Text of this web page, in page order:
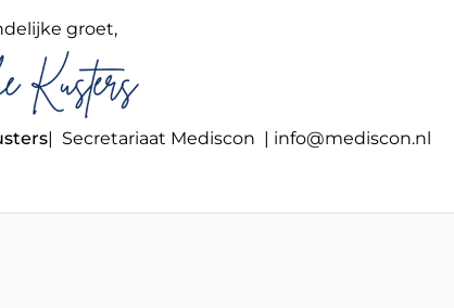
groet,
| Secretariaat Mediscon | info@mediscon.nl